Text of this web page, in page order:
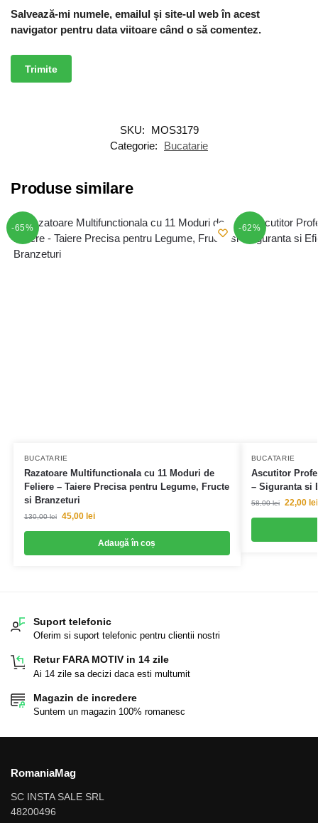
Salvează-mi numele, emailul și site-ul web în acest
navigator pentru data viitoare când o să comentez.
SKU:
MOS3179
Categorie:
Bucatarie
Produse similare
-65%
BUCATARIE
Razatoare Multifunctionala cu 11 Moduri de
Feliere – Taiere Precisa pentru Legume, Fructe
si Branzeturi
130,00lei 45,00 lei
Adaugă în coș
-62%
BUCATARIE
Ascutitor
– Siguranta si
58,00lei 22,00 lei
Suport telefonic
Oferim si suport telefonic pentru clientii nostri
Retur FARA MOTIV in 14 zile
Ai 14 zile sa decizi daca esti multumit
Magazin de incredere
Suntem un magazin 100% romanesc
RomaniaMag
SC INSTA SALE SRL
48200496